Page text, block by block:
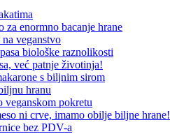
za enormno bacanje hrane
veganstvo
biološke raznolikosti
već patnje životinja!
s biljnim sirom
hranu
veganskom pokretu
ni crve, imamo obilje biljne hrane!
bez PDV-a